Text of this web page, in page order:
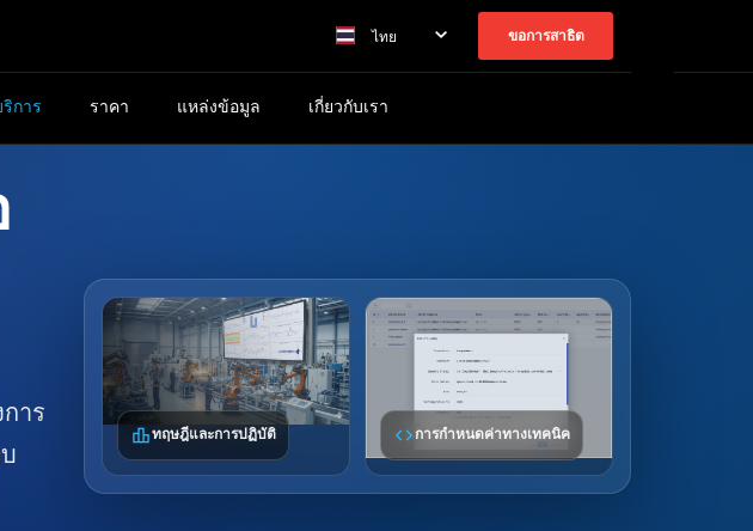
ขอการสาธิต
ไทย
การ ราคา แหล่งข้อมูล เกี่ยวกับเรา
าร
leaderboardทฤษฎีและการปฏิบัติ code การกำหนดค่าทางเทคนิค